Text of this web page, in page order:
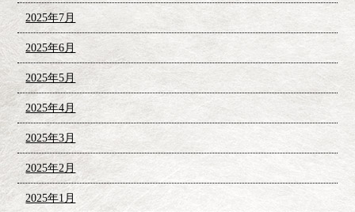
2025年7月
2025年6月
2025年5月
2025年4月
2025年3月
2025年2月
2025年1月